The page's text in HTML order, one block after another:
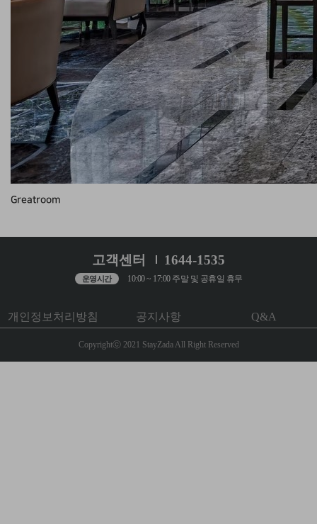
Greatroom
고객센터 1644-1535
운영시간 10:00 ~ 17:00 주말 및 공휴일 휴무
개인정보처리방침 공지사항 Q&A
Copyrightⓒ 2021 StayZada All Right Reserved